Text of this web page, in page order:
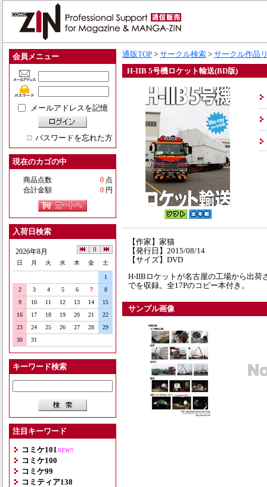
会員メニュー
メールアドレスを記憶
パスワードを忘れた方
現在のカゴの中
商品点数 0 点
合計金額
0 円
入荷日検索
2026年8月
日 月 火 水 木 金 土
1
2
3 4 5 6 7
8
9
10 11 12 13 14
15
16
17 18 19 20 21
22
23
24 25 26 27 28
29
30
31
キーワード検索
注目キーワード
コミケ101 NEW!!
コミケ100
コミケ99
コミティア138
通販TOP > サークル検索 > サークル作品
H-IIB 5号機ロケット輸送(BD版)
【作家】家猫
【発行日】2015/08/14
【サイズ】DVD
H-IIBロケットが名古屋の工場から出荷
でを収録。全17Pのコピー本付き。
サンプル画像